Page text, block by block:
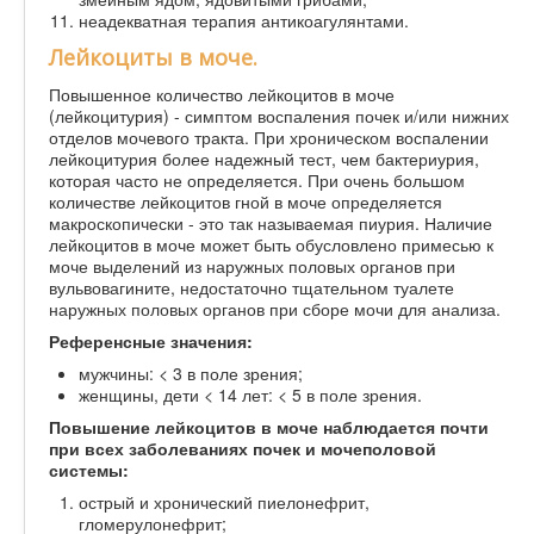
неадекватная терапия антикоагулянтами.
Лейкоциты в моче.
Повышенное количество лейкоцитов в моче
(лейкоцитурия) - симптом воспаления почек и/или нижних
отделов мочевого тракта. При хроническом воспалении
лейкоцитурия более надежный тест, чем бактериурия,
которая часто не определяется. При очень большом
количестве лейкоцитов гной в моче определяется
макроскопически - это так называемая пиурия. Наличие
лейкоцитов в моче может быть обусловлено примесью к
моче выделений из наружных половых органов при
вульвовагините, недостаточно тщательном туалете
наружных половых органов при сборе мочи для анализа.
Референсные значения:
мужчины: < 3 в поле зрения;
женщины, дети < 14 лет: < 5 в поле зрения.
Повышение лейкоцитов в моче наблюдается почти
при всех заболеваниях почек и мочеполовой
системы:
острый и хронический пиелонефрит,
гломерулонефрит;